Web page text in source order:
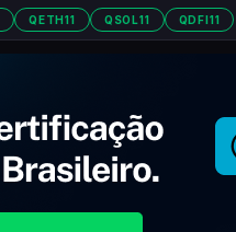
QETH11 QSOL11 QDFI11